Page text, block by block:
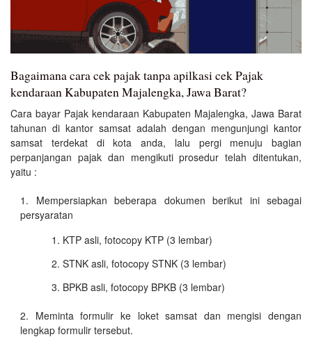
Bagaimana cara cek pajak tanpa apilkasi cek Pajak
kendaraan Kabupaten Majalengka, Jawa Barat?
Cara bayar Pajak kendaraan Kabupaten Majalengka, Jawa Barat
tahunan di kantor samsat adalah dengan mengunjungi kantor
samsat terdekat di kota anda, lalu pergi menuju bagian
perpanjangan pajak dan mengikuti prosedur telah ditentukan,
yaitu :
Mempersiapkan beberapa dokumen berikut ini sebagai
persyaratan
KTP asli, fotocopy KTP (3 lembar)
STNK asli, fotocopy STNK (3 lembar)
BPKB asli, fotocopy BPKB (3 lembar)
Meminta formulir ke loket samsat dan mengisi dengan
lengkap formulir tersebut.